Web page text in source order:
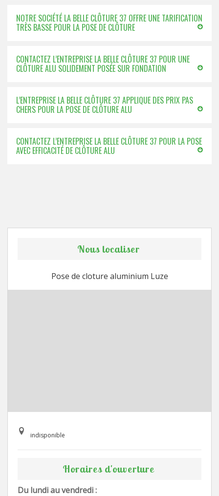
NOTRE SOCIÉTÉ LA BELLE CLÔTURE 37 OFFRE UNE TARIFICATION
TRÈS BASSE POUR LA POSE DE CLÔTURE
CONTACTEZ L’ENTREPRISE LA BELLE CLÔTURE 37 POUR UNE
CLÔTURE ALU SOLIDEMENT POSÉE SUR FONDATION
L’ENTREPRISE LA BELLE CLÔTURE 37 APPLIQUE DES PRIX PAS
CHERS POUR LA POSE DE CLÔTURE ALU
CONTACTEZ L’ENTREPRISE LA BELLE CLÔTURE 37 POUR LA POSE
AVEC EFFICACITÉ DE CLÔTURE ALU
Nous localiser
Pose de cloture aluminium Luze
indisponible
Horaires d'ouverture
Du lundi au vendredi :